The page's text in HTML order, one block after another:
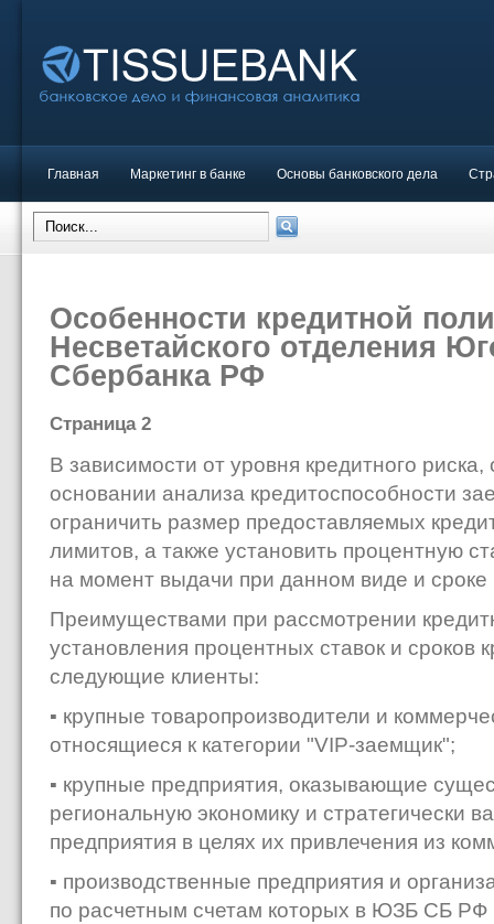
Главная Маркетинг в банке Основы банковского дела
Особенности кредитной
Несветайского отделения
Сбербанка РФ
Страница 2
В зависимости от уровня кредитного
основании анализа кредитоспособности
ограничить размер предоставляемых
лимитов, а также установить процентную
на момент выдачи при данном виде и сроке
Преимуществами при рассмотрении
установления процентных ставок и сроков
следующие клиенты:
▪ крупные товаропроизводители и
относящиеся к категории "VIP-заемщик";
▪ крупные предприятия, оказывающие
региональную экономику и
предприятия в целях их привлечения из
▪ производственные предприятия и
по расчетным счетам которых в ЮЗБ СБ РФ